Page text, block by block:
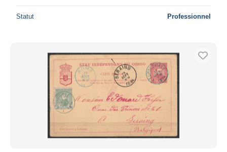
Statut Professionnel